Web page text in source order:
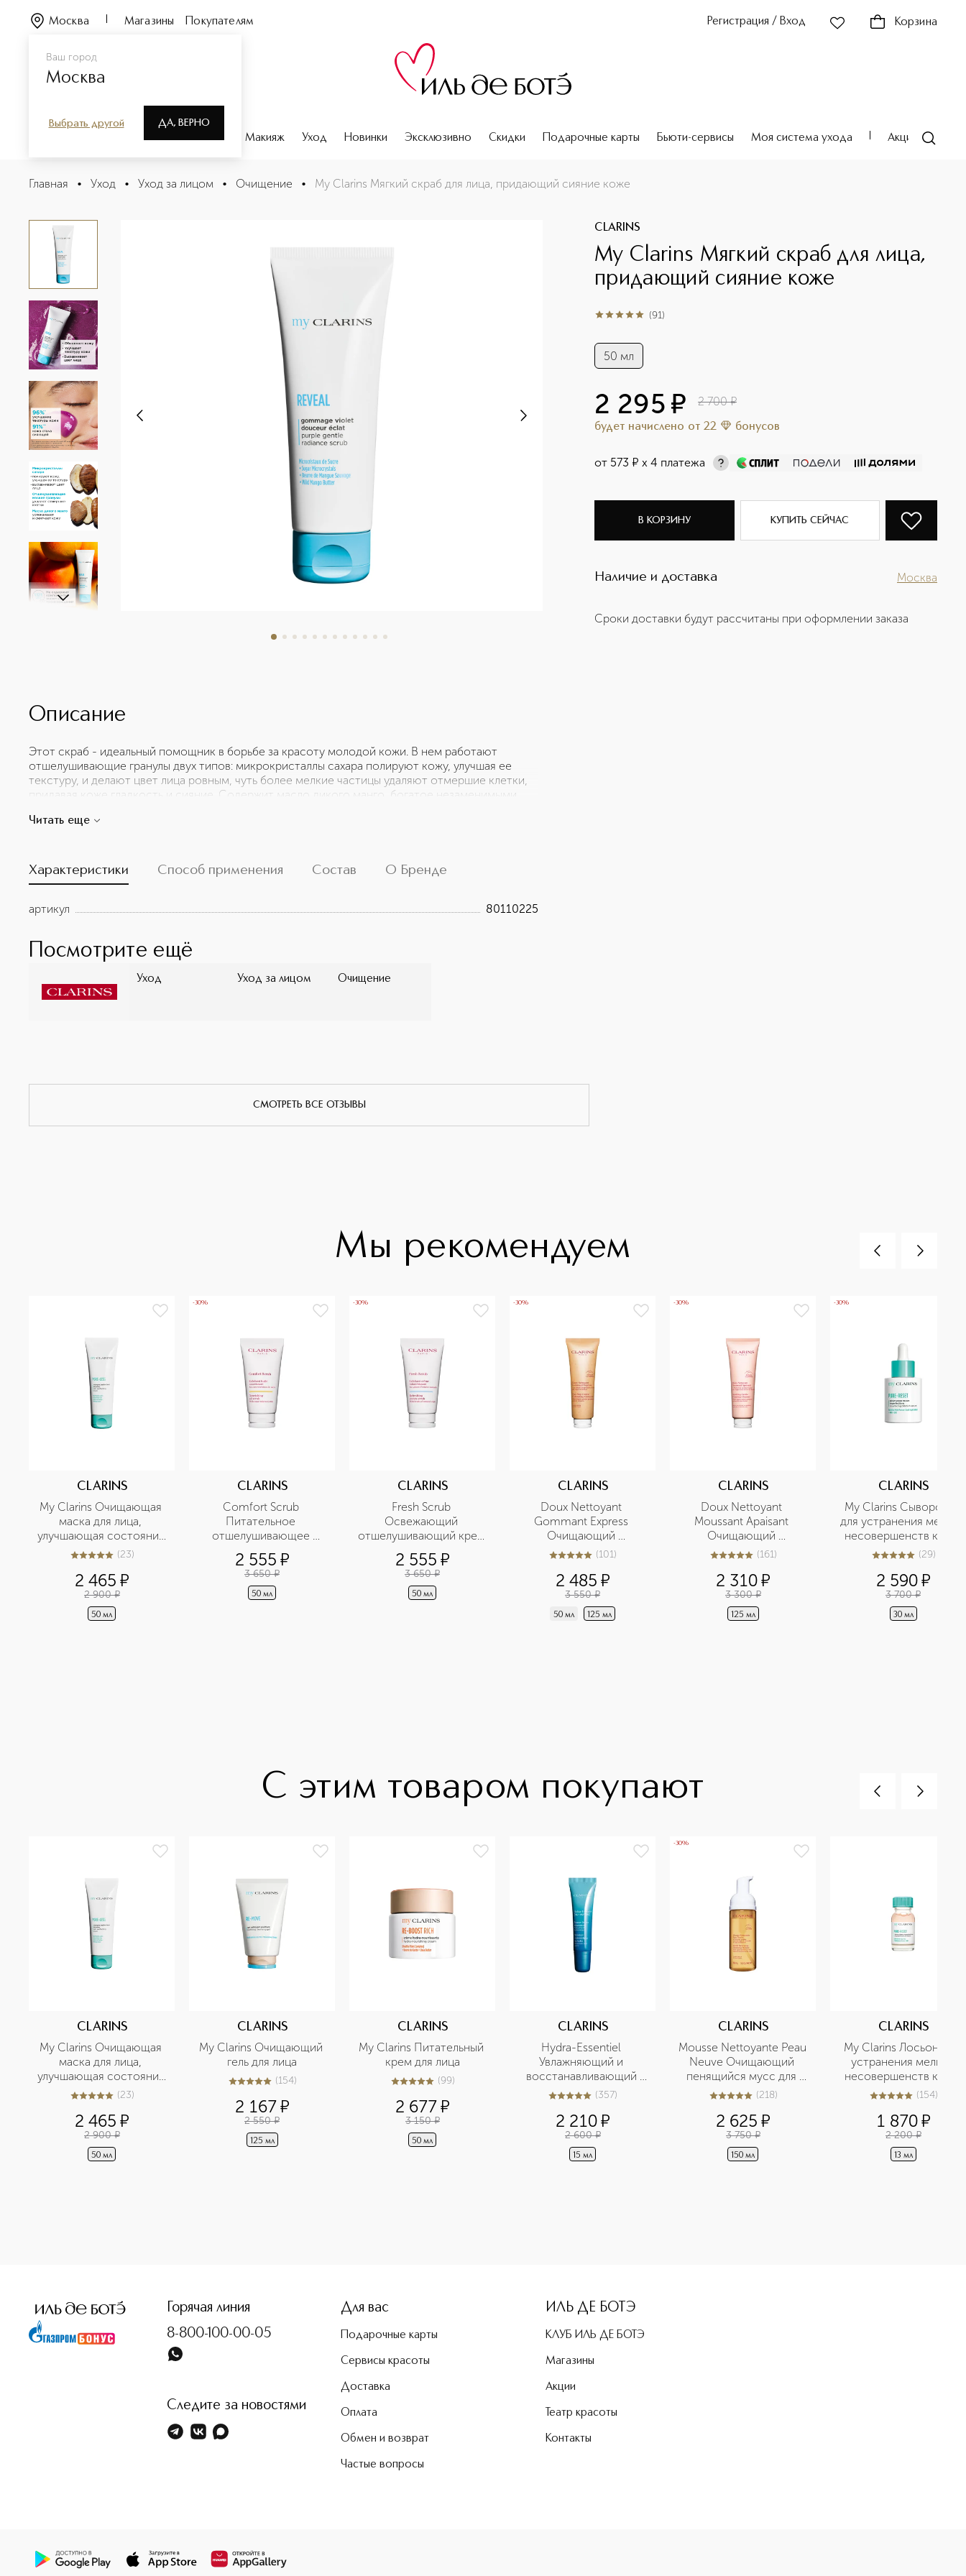
Ваш город
Москва
Выбрать другой ДА, ВЕРНО
Москва Магазины Покупателям Регистрация / Вход Корзина
Парфюмерия Макияж Уход Новинки Эксклюзивно Скидки Подарочные карты Бьюти-сервисы Моя система ухода Акции
My Clarins Мягкий скраб для лица, придающий сияние коже
Описание
Главная • Уход • Уход за лицом • Очищение • My Clarins Мягкий скраб для лица, придающий сияние коже
CLARINS
My Clarins Мягкий скраб для лица,
придающий сияние коже
5из 591 (91)
50 мл
2 295 ¤ 2 700 ¤
будет начислено от 22 бонусов
от 573 ¤ х 4 платежа
В КОРЗИНУ КУПИТЬ СЕЙЧАС
Наличие и доставка Москва
Сроки доставки будут рассчитаны при оформлении заказа
Описание
Этот скраб - идеальный помощник в борьбе за красоту молодой кожи. В нем работают
отшелушивающие гранулы двух типов: микрокристаллы сахара полируют кожу, улучшая ее
текстуру, и делают цвет лица ровным, чуть более мелкие частицы удаляют отмершие клетки,
придавая коже гладкость и сияние. Содержит масло дикого манго, богатое незаменимыми
становится нежной, гладкой и сияющей. Выравнивается цвет лица и текстура кожи. Гелево-
натурального происхождения.
Читать еще
Характеристики Способ применения Состав О Бренде
артикул 80110225
Посмотрите ещё
Уход Уход за лицом Очищение
СМОТРЕТЬ ВСЕ ОТЗЫВЫ
Мы рекомендуем
CLARINS
My Clarins Очищающая
маска для лица,
улучшающая состояние
кожи
4.9из523 (23)
2 465 ¤
2 900 ¤
50 мл
-30%
CLARINS
Comfort Scrub
Питательное
отшелушивающее
2 555 ¤
3 650 ¤
50 мл
-30%
CLARINS
Fresh Scrub
Освежающий
отшелушивающий крем
для лица
2 555 ¤
3 650 ¤
50 мл
-30%
CLARINS
Doux Nettoyant
Gommant Express
Очищающий
пенящийся крем с
эффектом
5из 5101 (101)
2 485 ¤
3 550 ¤
50 мл 125 мл
-30%
CLARINS
Doux Nettoyant
Moussant Apaisant
Очищающий
пенящийся крем для
чувствительной кожи
4.9из5161 (161)
2 310¤
3 300 ¤
125 мл
-30%
CLARINS
My Clarins Сыворотка
для устранения мелких
несовершенств кожи
лица
4.9из529 (29)
2 590¤
3 700 ¤
30 мл
С этим товаром покупают
CLARINS
My Clarins Очищающая
маска для лица,
улучшающая состояние
кожи
4.9из523 (23)
2 465 ¤
2 900 ¤
50 мл
CLARINS
My Clarins Очищающий
гель для лица
5из 5154 (154)
2 167¤
2 550 ¤
125 мл
CLARINS
My Clarins Питательный
крем для лица
4.9из599 (99)
2 677¤
3 150 ¤
50 мл
CLARINS
Hydra-Essentiel
Увлажняющий и
восстанавливающий
бальзам для губ
5из 5357 (357)
2 210¤
2 600 ¤
15 мл
-30%
CLARINS
Mousse Nettoyante Peau
Neuve Очищающий
пенящийся мусс для
любого типа кожи
5из 5218 (218)
2 625 ¤
3 750 ¤
150 мл
CLARINS
My Clarins Лосьон для
устранения мелких
несовершенств кожи
лица в дорожном
5из 5154 (154)
1 870¤
2 200 ¤
13 мл
Горячая линия
8-800-100-00-05
Следите за новостями
Для вас
Подарочные карты
Сервисы красоты
Доставка
Оплата
Обмен и возврат
Частые вопросы
ИЛЬ ДЕ БОТЭ
КЛУБ ИЛЬ ДЕ БОТЭ
Магазины
Акции
Театр красоты
Контакты